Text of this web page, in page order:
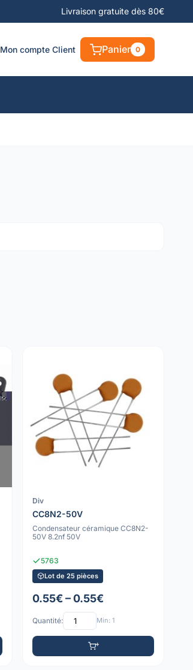
Livraison gratuite dès 80€
Mon compte Client Panier 0
Div
CC8N2-50V
Condensateur céramique CC8N2-
50V 8.2nf 50V
5763
Lot de 25 pièces
0.55€ – 0.55€
Quantité: Min: 1